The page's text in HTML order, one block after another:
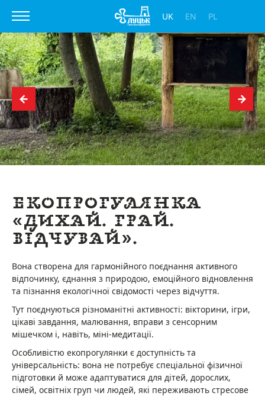
UK EN PL
Екопрогулянка
«Дихай. Грай.
Відчувай».
Вона створена для гармонійного поєднання активного
відпочинку, єднання з природою, емоційного відновлення
та пізнання екологічної свідомості через відчуття.
Тут поєднуються різноманітні активності: вікторини, ігри,
цікаві завдання, малювання, вправи з сенсорним
мішечком і, навіть, міні-медитації.
Особливістю екопрогулянки є доступність та
універсальність: вона не потребує спеціальної фізичної
підготовки й може адаптуватися для дітей, дорослих,
сімей, освітніх груп чи людей, які переживають стресове